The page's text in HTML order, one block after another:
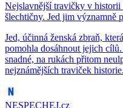
Nejslavnější travičky v
šlechtičny. Jed jim významně
Jed, účinná ženská zbraň,
pomohla dosáhnout jejich
snadné, na rukách přitom
nejznámějších traviček historie.
NESPECHEJ.cz